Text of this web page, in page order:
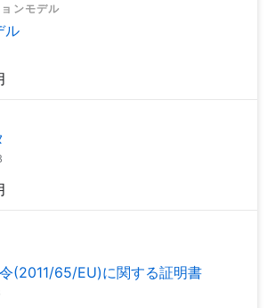
ンモデル
ル
(2011/65/EU)に関する証明書